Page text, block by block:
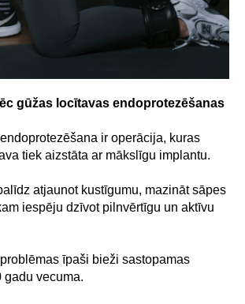
gūžas locītavas endoprotezēšanas
ir operācija, kuras
tiek aizstāta ar mākslīgu implantu.
atjaunot kustīgumu, mazināt sāpes
iespēju dzīvot pilnvērtīgu un aktīvu
īpaši bieži sastopamas
gadu vecuma.